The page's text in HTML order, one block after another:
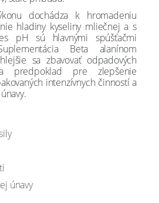
dochádza k hromadeniu
hladiny kyseliny mliečnej a s
pH sú hlavnými spúšťačmi
Beta alanínom
sa zbavovať odpadových
predpoklad pre zlepšenie
intenzívnych činností a
únavy